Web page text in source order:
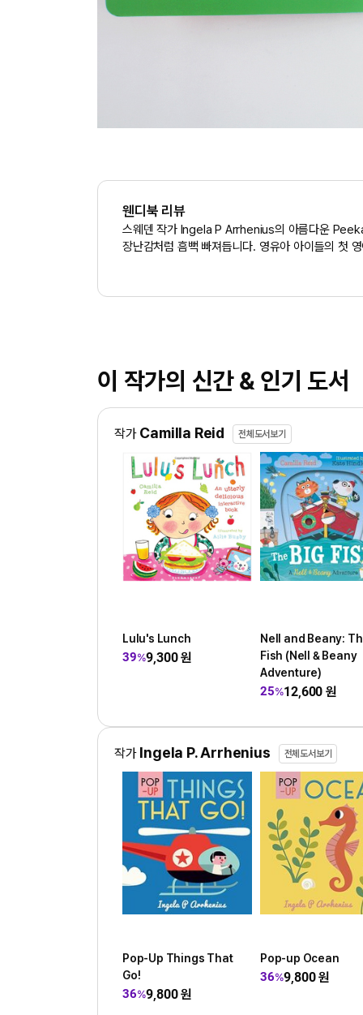
웬디북 리뷰
스웨덴 작가 Ingela P Arrhenius의 아름다운
장난감처럼 흠뻑 빠져듭니다. 영유아 아이들의 첫
이 작가의 신간 & 인기 도서
작가 Camilla Reid 전체도서보기
Lulu's Lunch
39%9,300원
Nell and Beany:
Fish (Nell & Beany
Adventure)
25%12,600원
작가 Ingela P. Arrhenius 전체도서보기
Pop-Up Things That
Go!
36%9,800원
Pop-up Ocean
36%9,800원